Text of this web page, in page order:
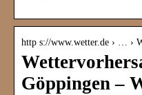
http s://www.wetter.de › … ›
Göppingen –